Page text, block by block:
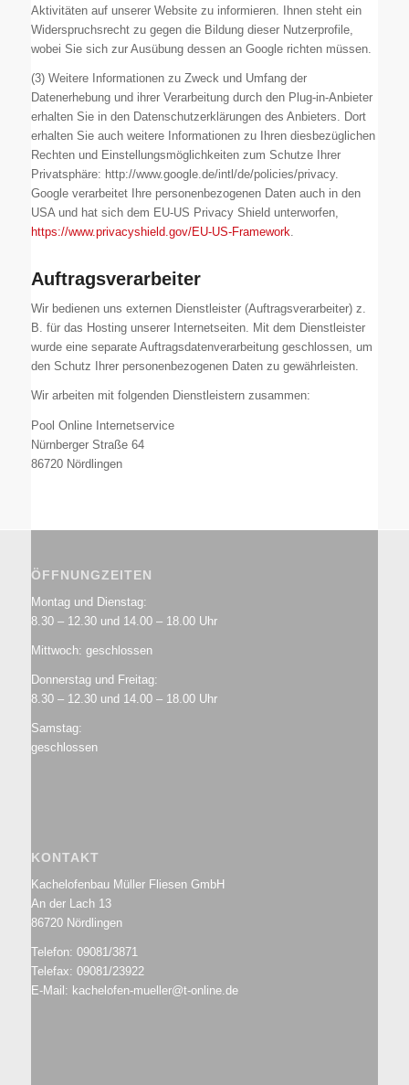
Aktivitäten auf unserer Website zu informieren. Ihnen steht ein
Widerspruchsrecht zu gegen die Bildung dieser Nutzerprofile,
wobei Sie sich zur Ausübung dessen an Google richten müssen.
(3) Weitere Informationen zu Zweck und Umfang der
Datenerhebung und ihrer Verarbeitung durch den Plug-in-Anbieter
erhalten Sie in den Datenschutzerklärungen des Anbieters. Dort
erhalten Sie auch weitere Informationen zu Ihren diesbezüglichen
Rechten und Einstellungsmöglichkeiten zum Schutze Ihrer
Privatsphäre: http://www.google.de/intl/de/policies/privacy.
Google verarbeitet Ihre personenbezogenen Daten auch in den
USA und hat sich dem EU-US Privacy Shield unterworfen,
https://www.privacyshield.gov/EU-US-Framework.
Auftragsverarbeiter
Wir bedienen uns externen Dienstleister (Auftragsverarbeiter) z.
B. für das Hosting unserer Internetseiten. Mit dem Dienstleister
wurde eine separate Auftragsdatenverarbeitung geschlossen, um
den Schutz Ihrer personenbezogenen Daten zu gewährleisten.
Wir arbeiten mit folgenden Dienstleistern zusammen:
Pool Online Internetservice
Nürnberger Straße 64
86720 Nördlingen
ÖFFNUNGZEITEN
Montag und Dienstag:
8.30 – 12.30 und 14.00 – 18.00 Uhr
Mittwoch: geschlossen
Donnerstag und Freitag:
8.30 – 12.30 und 14.00 – 18.00 Uhr
Samstag:
geschlossen
KONTAKT
Kachelofenbau Müller Fliesen GmbH
An der Lach 13
86720 Nördlingen
Telefon: 09081/3871
Telefax: 09081/23922
E-Mail: kachelofen-mueller@t-online.de